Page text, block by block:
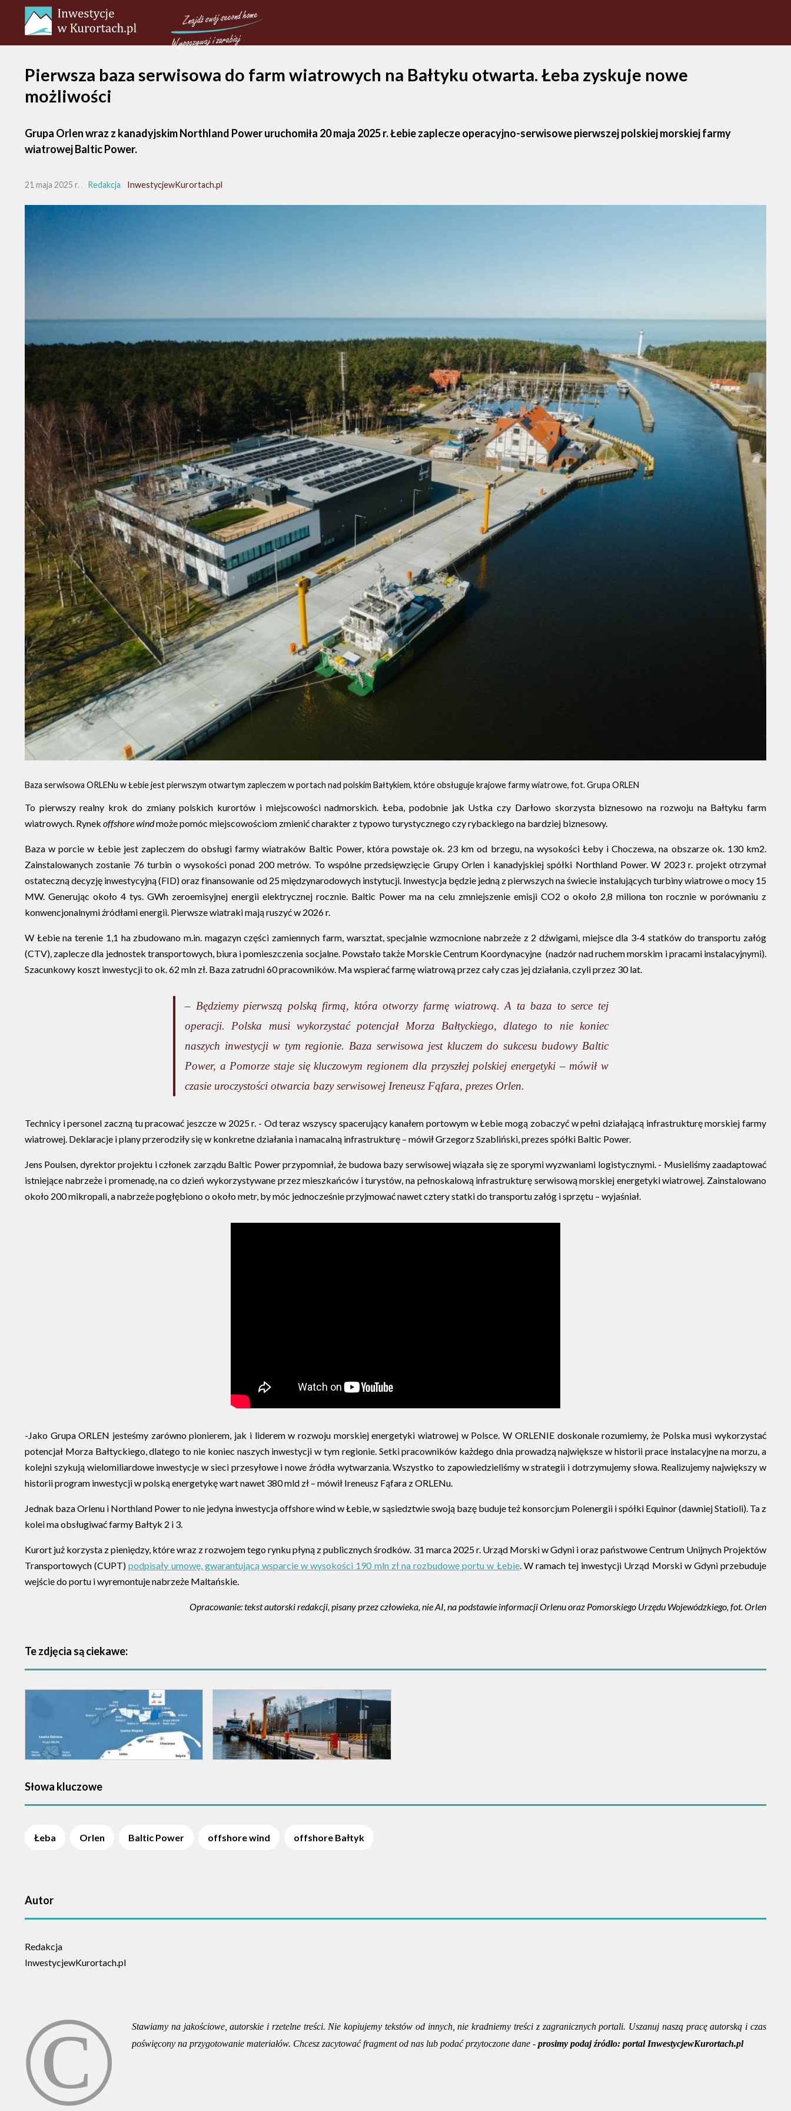
Pierwsza baza serwisowa do farm wiatrowych na Bałtyku otwarta. Łeba zyskuje nowe
możliwości
Grupa Orlen wraz z kanadyjskim Northland Power uruchomiła 20 maja 2025 r. Łebie zaplecze operacyjno-serwisowe pierwszej polskiej morskiej farmy
wiatrowej Baltic Power.
21 maja 2025 r. Redakcja InwestycjewKurortach.pl
Baza serwisowa ORLENu w Łebie jest pierwszym otwartym zapleczem w portach nad polskim Bałtykiem, które obsługuje krajowe farmy wiatrowe, fot. Grupa ORLEN
To pierwszy realny krok do zmiany polskich kurortów i miejscowości nadmorskich. Łeba, podobnie jak Ustka czy Darłowo skorzysta biznesowo na rozwoju na Bałtyku farm
wiatrowych. Rynek offshore windmoże pomóc miejscowościom zmienić charakter z typowo turystycznego czy rybackiego na bardziej biznesowy.
Baza w porcie w Łebie jest zapleczem do obsługi farmy wiatraków Baltic Power, która powstaje ok. 23 km od brzegu, na wysokości Łeby i Choczewa, na obszarze ok. 130 km2.
Zainstalowanych zostanie 76 turbin o wysokości ponad 200 metrów. To wspólne przedsięwzięcie Grupy Orlen i kanadyjskiej spółki Northland Power. W 2023 r. projekt otrzymał
ostateczną decyzję inwestycyjną (FID) oraz finansowanie od 25 międzynarodowych instytucji. Inwestycja będzie jedną z pierwszych na świecie instalujących turbiny wiatrowe o mocy 15
MW. Generując około 4 tys. GWh zeroemisyjnej energii elektrycznej rocznie. Baltic Power ma na celu zmniejszenie emisji CO2 o około 2,8 miliona ton rocznie w porównaniu z
konwencjonalnymi źródłami energii. Pierwsze wiatraki mają ruszyć w 2026 r.
W Łebie na terenie 1,1 ha zbudowano m.in. magazyn części zamiennych farm, warsztat, specjalnie wzmocnione nabrzeże z 2 dźwigami, miejsce dla 3-4 statków do transportu załóg
(CTV), zaplecze dla jednostek transportowych, biura i pomieszczenia socjalne. Powstało także Morskie Centrum Koordynacyjne (nadzór nad ruchem morskim i pracami instalacyjnymi).
Szacunkowy koszt inwestycji to ok. 62 mln zł. Baza zatrudni 60 pracowników. Ma wspierać farmę wiatrową przez cały czas jej działania, czyli przez 30 lat.
– Będziemy pierwszą polską firmą, która otworzy farmę wiatrową. A ta baza to serce tej
operacji. Polska musi wykorzystać potencjał Morza Bałtyckiego, dlatego to nie koniec
naszych inwestycji w tym regionie. Baza serwisowa jest kluczem do sukcesu budowy Baltic
Power, a Pomorze staje się kluczowym regionem dla przyszłej polskiej energetyki – mówił w
czasie uroczystości otwarcia bazy serwisowej Ireneusz Fąfara, prezes Orlen.
Technicy i personel zaczną tu pracować jeszcze w 2025 r. - Od teraz wszyscy spacerujący kanałem portowym w Łebie mogą zobaczyć w pełni działającą infrastrukturę morskiej farmy
wiatrowej. Deklaracje i plany przerodziły się w konkretne działania i namacalną infrastrukturę – mówił Grzegorz Szabliński, prezes spółki Baltic Power.
Jens Poulsen, dyrektor projektu i członek zarządu Baltic Power przypomniał, że budowa bazy serwisowej wiązała się ze sporymi wyzwaniami logistycznymi. - Musieliśmy zaadaptować
istniejące nabrzeże i promenadę, na co dzień wykorzystywane przez mieszkańców i turystów, na pełnoskalową infrastrukturę serwisową morskiej energetyki wiatrowej. Zainstalowano
około 200 mikropali, a nabrzeże pogłębiono o około metr, by móc jednocześnie przyjmować nawet cztery statki do transportu załóg i sprzętu – wyjaśniał.
-Jako Grupa ORLEN jesteśmy zarówno pionierem, jak i liderem w rozwoju morskiej energetyki wiatrowej w Polsce. W ORLENIE doskonale rozumiemy, że Polska musi wykorzystać
potencjał Morza Bałtyckiego, dlatego to nie koniec naszych inwestycji w tym regionie. Setki pracowników każdego dnia prowadzą największe w historii prace instalacyjne na morzu, a
kolejni szykują wielomiliardowe inwestycje w sieci przesyłowe i nowe źródła wytwarzania. Wszystko to zapowiedzieliśmy w strategii i dotrzymujemy słowa. Realizujemy największy w
historii program inwestycji w polską energetykę wart nawet 380 mld zł – mówił Ireneusz Fąfara z ORLENu.
Jednak baza Orlenu i Northland Power to nie jedyna inwestycja offshore wind w Łebie, w sąsiedztwie swoją bazę buduje też konsorcjum Polenergii i spółki Equinor (dawniej Statioli). Ta z
kolei ma obsługiwać farmy Bałtyk 2 i 3.
Kurort już korzysta z pieniędzy, które wraz z rozwojem tego rynku płyną z publicznych środków. 31 marca 2025 r. Urząd Morski w Gdyni i oraz państwowe Centrum Unijnych Projektów
Transportowych (CUPT)podpisały umowę, gwarantującą wsparcie w wysokości 190 mln zł na rozbudowę portu w Łebie. W ramach tej inwestycji Urząd Morski w Gdyni przebuduje
wejście do portu i wyremontuje nabrzeże Maltańskie.
Opracowanie: tekst autorski redakcji, pisany przez człowieka, nie AI, na podstawie informacji Orlenu oraz Pomorskiego Urzędu Wojewódzkiego, fot. Orlen
Te zdjęcia są ciekawe:
Słowa kluczowe
Łeba Orlen Baltic Power offshore wind offshore Bałtyk
Autor
Redakcja
InwestycjewKurortach.pl
Stawiamy na jakościowe, autorskie i rzetelne treści. Nie kopiujemy tekstów od innych, nie kradniemy treści z zagranicznych portali. Uszanuj naszą pracę autorską i czas
poświęcony na przygotowanie materiałów. Chcesz zacytować fragment od nas lub podać przytoczone dane - prosimy podaj źródło: portal InwestycjewKurortach.pl